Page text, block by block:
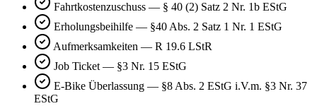
Fahrtkostenzuschuss — § 40 (2) Satz 2 Nr. 1b EStG
Erholungsbeihilfe — §40 Abs. 2 Satz 1 Nr. 1 EStG
Aufmerksamkeiten — R 19.6 LStR
Job Ticket— §3 Nr. 15 EStG
E-Bike Überlassung — §8 Abs. 2 EStG i.V.m. §3 Nr. 37
EStG